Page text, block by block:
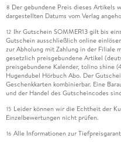
8 Der gebundene Preis dieses Artikels
dargestellten Datums vom Verlag
12 Ihr Gutschein SOMMER13 gilt bis
Gutschein ausschließlich online
zur Abholung mit Zahlung in der
gesetzlich preisgebundene Artikel
preisgebundene Kalender, tolino shine
Hugendubel Hörbuch Abo. Der
Geschenkkarten kombinierbar. Eine
und der Handel des Gutscheincodes
15 Leider können wir die Echtheit der
Einzelbewertungen nicht prüfen.
16 Alle Informationen zur